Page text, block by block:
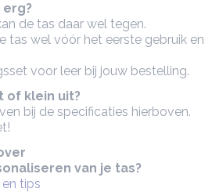
de tas daar wel tegen.
tas wel vóór het eerste gebruik en
voor leer bij jouw bestelling.
of klein uit?
bij de specificaties hierboven.
van je tas?
tips